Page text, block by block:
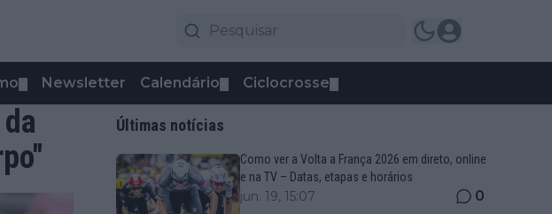
Newsletter Calendário Ciclocrosse
Últimas notícias
Como ver a Volta a França 2026 em direto, online
e na TV – Datas, etapas e horários
jun. 19, 15:07 0